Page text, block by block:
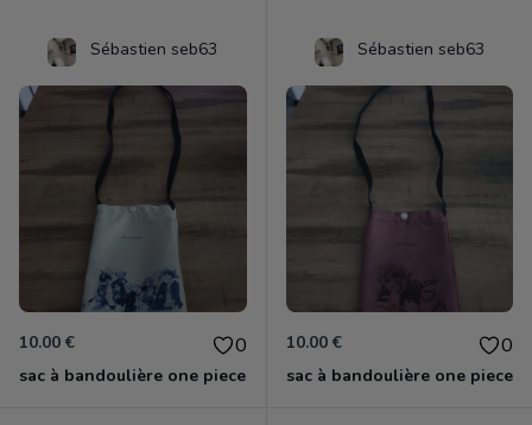
Sébastien seb63
10.00 € 0
sac à bandoulière one piece
Sébastien seb63
10.00 € 0
sac à bandoulière one piece